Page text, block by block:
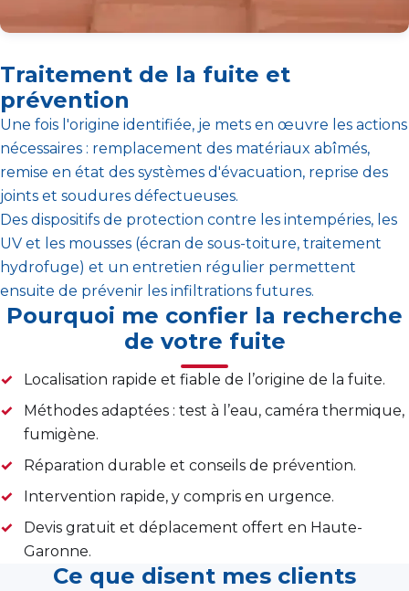
Traitement de la fuite et
prévention
Une fois l'origine identifiée, je mets en œuvre les actions
nécessaires : remplacement des matériaux abîmés,
remise en état des systèmes d'évacuation, reprise des
joints et soudures défectueuses.
Des dispositifs de protection contre les intempéries, les
UV et les mousses (écran de sous-toiture, traitement
hydrofuge) et un entretien régulier permettent
ensuite de prévenir les infiltrations futures.
Pourquoi me confier la recherche
de votre fuite
Localisation rapide et fiable de l’origine de la fuite.
Méthodes adaptées : test à l’eau, caméra thermique,
fumigène.
Réparation durable et conseils de prévention.
Intervention rapide, y compris en urgence.
Devis gratuit et déplacement offert en Haute-
Garonne.
Ce que disent mes clients